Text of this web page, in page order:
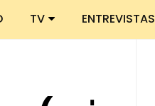
TV ENTREVISTAS